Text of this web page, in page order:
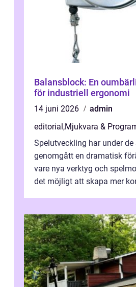
Balansblock: En
för industriell ergonomi
14 juni 2026
admin
editorial,Mjukvara &
Spelutveckling har under de
genomgått en dramatisk
vare nya verktyg och
det möjligt att skapa mer